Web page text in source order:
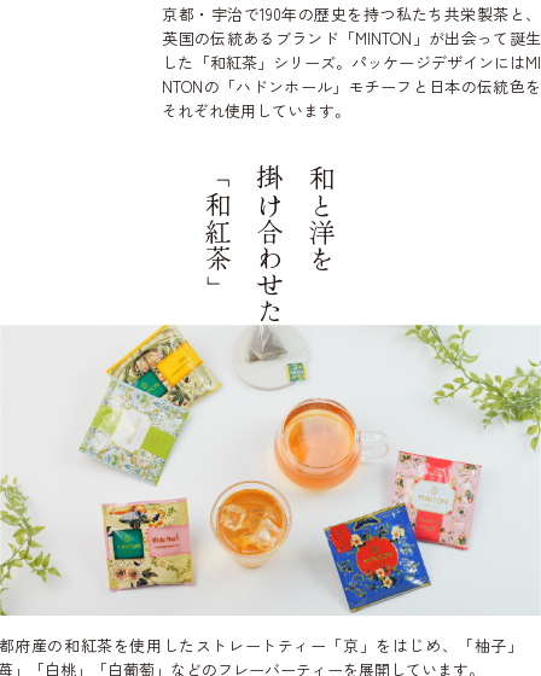
京都・宇治で190年の歴史を持つ私たち共栄製茶と、
英国の伝統あるブランド「MINTON」が出会って誕生
した「和紅茶」シリーズ。パッケージデザインにはMI
NTONの「ハドンホール」モチーフと日本の伝統色を
それぞれ使用しています。
和と洋を
掛け合わせた
「和紅茶」
府産の和紅茶を使用したストレートティー「京」をはじめ、「柚子」
」「白桃」「白葡萄」などのフレーバーティーを展開しています。